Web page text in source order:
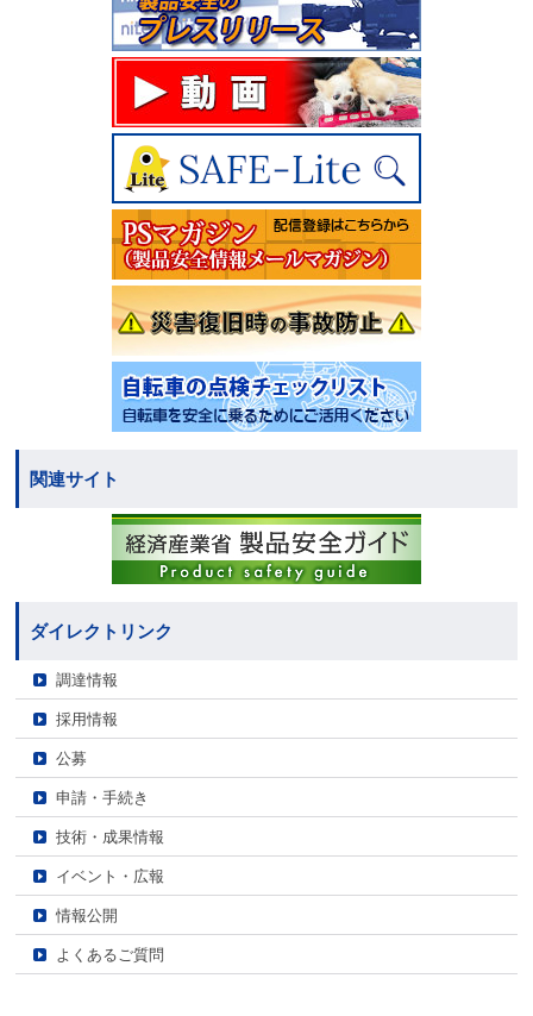
関連サイト
ダイレクトリンク
調達情報
採用情報
公募
申請・手続き
技術・成果情報
イベント・広報
情報公開
よくあるご質問